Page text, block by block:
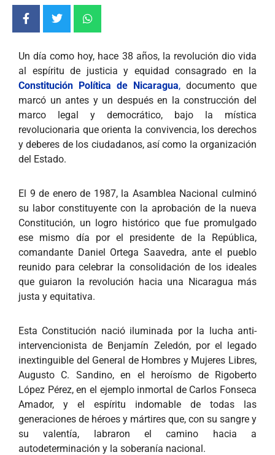
Un día como hoy, hace 38 años, la revolución dio vida
al espíritu de justicia y equidad consagrado en la
Constitución Política de Nicaragua, documento que
marcó un antes y un después en la construcción del
marco legal y democrático, bajo la mística
revolucionaria que orienta la convivencia, los derechos
y deberes de los ciudadanos, así como la organización
del Estado.
El 9 de enero de 1987, la Asamblea Nacional culminó
su labor constituyente con la aprobación de la nueva
Constitución, un logro histórico que fue promulgado
ese mismo día por el presidente de la República,
comandante Daniel Ortega Saavedra, ante el pueblo
reunido para celebrar la consolidación de los ideales
que guiaron la revolución hacia una Nicaragua más
justa y equitativa.
Esta Constitución nació iluminada por la lucha anti-
intervencionista de Benjamín Zeledón, por el legado
inextinguible del General de Hombres y Mujeres Libres,
Augusto C. Sandino, en el heroísmo de Rigoberto
López Pérez, en el ejemplo inmortal de Carlos Fonseca
Amador, y el espíritu indomable de todas las
generaciones de héroes y mártires que, con su sangre y
su valentía, labraron el camino hacia a
autodeterminación y la soberanía nacional.